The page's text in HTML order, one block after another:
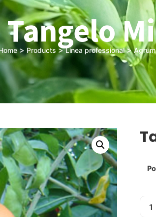
Tangelo
> Products >Linea professional>